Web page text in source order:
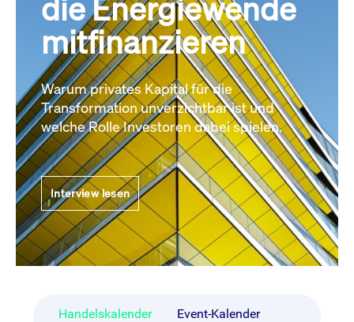
die Energiewende
mitfinanzieren
Warum privates Kapital für die
Transformation unverzichtbar ist und
welche Rolle Investoren dabei spielen.
Interview lesen
Handelskalender Event-Kalender